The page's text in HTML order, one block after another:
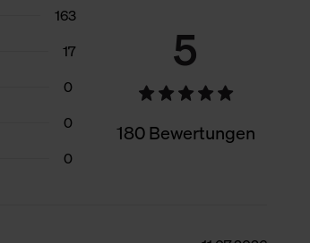
5
180 Bewertungen
163
17
0
0
0